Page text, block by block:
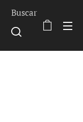
Buscar